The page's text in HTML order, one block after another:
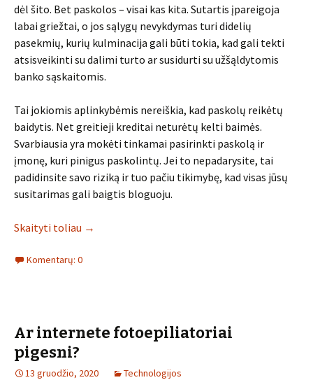
dėl šito. Bet paskolos – visai kas kita. Sutartis įpareigoja
labai griežtai, o jos sąlygų nevykdymas turi didelių
pasekmių, kurių kulminacija gali būti tokia, kad gali tekti
atsisveikinti su dalimi turto ar susidurti su užšąldytomis
banko sąskaitomis.
Tai jokiomis aplinkybėmis nereiškia, kad paskolų reikėtų
baidytis. Net greitieji kreditai neturėtų kelti baimės.
Svarbiausia yra mokėti tinkamai pasirinkti paskolą ir
įmonę, kuri pinigus paskolintų. Jei to nepadarysite, tai
padidinsite savo riziką ir tuo pačiu tikimybę, kad visas jūsų
susitarimas gali baigtis bloguoju.
Skaityti toliau →
Komentarų: 0
Ar internete fotoepiliatoriai
pigesni?
13 gruodžio, 2020 Technologijos